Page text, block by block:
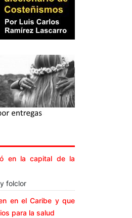
en la capital de la
folclor
en el Caribe y que
para la salud